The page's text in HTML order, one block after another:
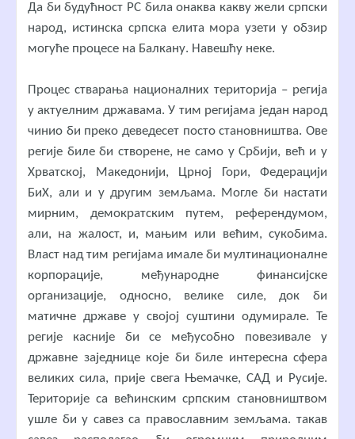
Да би будућност РС била онаква какву жели српски
народ, истинска српска елита мора узети у обзир
могуће процесе на Балкану. Навешћу неке.
Процес стварања националних територија – регија
у актуелним државама. У тим регијама један народ
чинио би преко деведесет посто становништва. Ове
регије биле би створене, не само у Србији, већ и у
Хрватској, Македонији, Црној Гори, Федерацији
БиХ, али и у другим земљама. Могле би настати
мирним, демократским путем, референдумом,
али, на жалост, и, мањим или већим, сукобима.
Власт над тим регијама имале би мултинационалне
корпорације, међународне финансијске
организације, односно, велике силе, док би
матичне државе у својој суштини одумирале. Те
регије касније би се међусобно повезивале у
државне заједнице које би биле интересна сфера
великих сила, прије свега Њемачке, САД и Русије.
Територије са већинским српским становништвом
ушле би у савез са православним земљама. такав